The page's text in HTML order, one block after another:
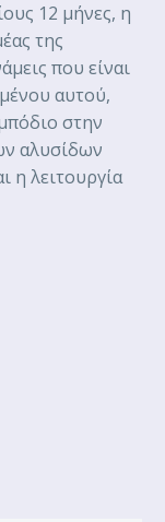
12 μήνες, η
της
που είναι
αυτού,
στην
αλυσίδων
η λειτουργία